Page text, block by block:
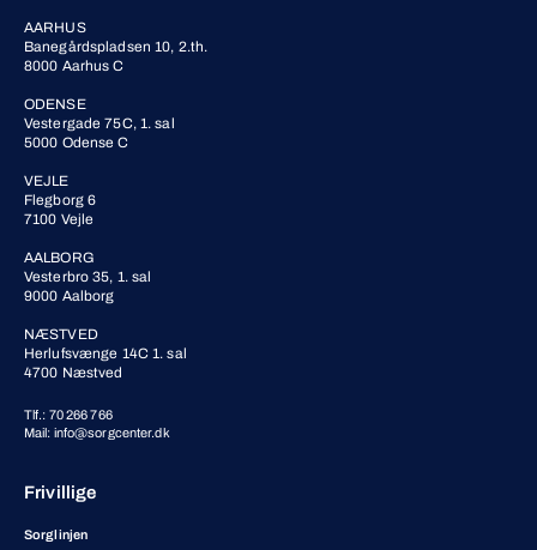
AARHUS
Banegårdspladsen 10, 2.th.
8000 Aarhus C
ODENSE
Vestergade 75C, 1. sal
5000 Odense C
VEJLE
Flegborg 6
7100 Vejle
AALBORG
Vesterbro 35, 1. sal
9000 Aalborg
NÆSTVED
Herlufsvænge 14C 1. sal
4700 Næstved
Tlf.: 70 266 766
Mail: info@sorgcenter.dk
Frivillige
Sorglinjen